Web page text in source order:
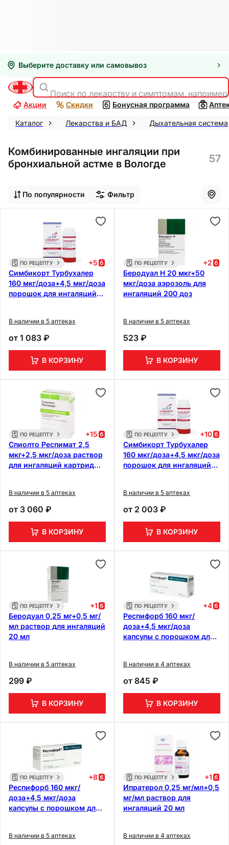
Выберите доставку или самовывоз
Поиск по лекарству и симптомам,
Акции Скидки Бонусная программа
Каталог Лекарства и БАД Дыхательная система
Комбинированные ингаляции при
бронхиальной астме в Вологде
57
По популярности Фильтр
ПО РЕЦЕПТУ +5
Симбикорт Турбухалер
160 мкг/доза+4,5 мкг/доза
порошок для ингаляций
В наличии в 5 аптеках
от 1 083 ₽
В КОРЗИНУ
ПО РЕЦЕПТУ +2
Беродуал Н 20 мкг+50
мкг/доза аэрозоль для
ингаляций 200 доз
В наличии в 5 аптеках
523 ₽
В КОРЗИНУ
ПО РЕЦЕПТУ +15
Спиолто Респимат 2,5
мкг+2,5 мкг/доза раствор
для ингаляций картридж
В наличии в 5 аптеках
от 3 060 ₽
В КОРЗИНУ
ПО РЕЦЕПТУ +10
Симбикорт Турбухалер
160 мкг/доза+4,5 мкг/доза
порошок для ингаляций
В наличии в 5 аптеках
от 2 003 ₽
В КОРЗИНУ
ПО РЕЦЕПТУ +1
Беродуал 0,25 мг+0,5 мг/
мл раствор для ингаляций
20 мл
В наличии в 5 аптеках
299 ₽
В КОРЗИНУ
ПО РЕЦЕПТУ +4
Респифорб 160 мкг/
доза+4,5 мкг/доза
капсулы с порошком для
В наличии в 4 аптеках
от 845 ₽
В КОРЗИНУ
ПО РЕЦЕПТУ +8
Респифорб 160 мкг/
доза+4,5 мкг/доза
капсулы с порошком для
В наличии в 5 аптеках
ПО РЕЦЕПТУ +1
Ипратерол 0,25 мг/мл+0,5
мг/мл раствор для
ингаляций 20 мл
В наличии в 4 аптеках